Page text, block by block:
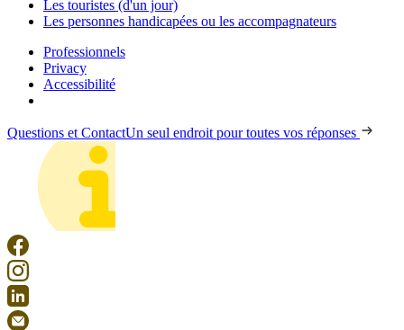
Les touristes (d'un jour)
Les personnes handicapées ou les accompagnateurs
Professionnels
Privacy
Accessibilité
Questions et ContactUn seul endroit pour toutes vos réponses